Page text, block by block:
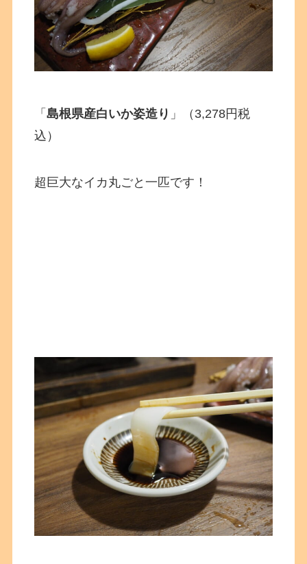
「島根県産白いか姿造り 」（3,278円税
込）
超巨大なイカ丸ごと一匹です！